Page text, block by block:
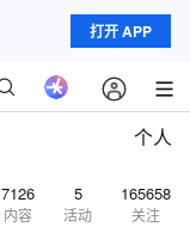
打开 APP
个人
7126
内容
5
活动
165658
关注